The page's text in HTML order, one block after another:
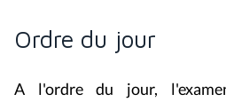
Ordre du jour
A l'ordre du jour,